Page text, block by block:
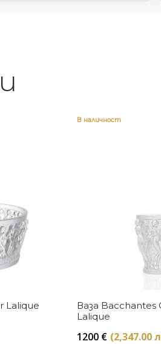
Lalique
В наличност
Ваза Bacchantes
Lalique
1200 € (2,347.00